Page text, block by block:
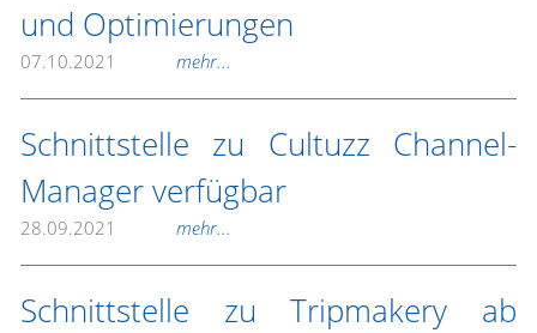
und Optimierungen
07.10.2021 mehr...
Schnittstelle zu Cultuzz Channel-
Manager verfügbar
28.09.2021 mehr...
Schnittstelle zu Tripmakery ab